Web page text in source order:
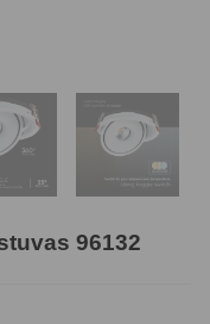
96132